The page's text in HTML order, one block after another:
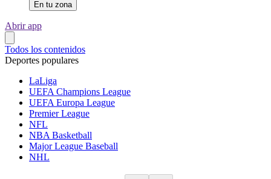
En tu zona
Abrir app
Todos los contenidos
Deportes populares
LaLiga
UEFA Champions League
UEFA Europa League
Premier League
NFL
NBA Basketball
Major League Baseball
NHL